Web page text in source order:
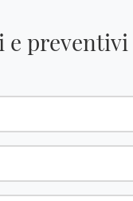
e preventivi